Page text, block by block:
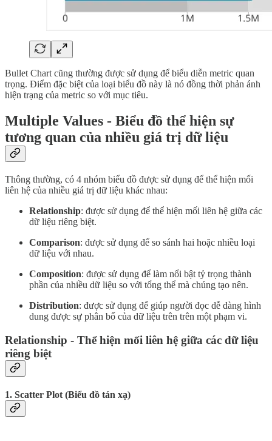
Bullet Chart cũng thường được sử dụng để biểu diễn metric quan
trọng. Điểm đặc biệt của loại biểu đồ này là nó đồng thời phản ánh
hiện trạng của metric so với mục tiêu.
Multiple Values - Biểu đồ thể hiện sự
tương quan của nhiều giá trị dữ liệu
Thông thường, có 4 nhóm biểu đồ được sử dụng để thể hiện mối
liên hệ của nhiều giá trị dữ liệu khác nhau:
Relationship: được sử dụng để thể hiện mối liên hệ giữa các
dữ liệu riêng biệt.
Comparison: được sử dụng để so sánh hai hoặc nhiều loại
dữ liệu với nhau.
Composition: được sử dụng để làm nổi bật tỷ trọng thành
phần của nhiều dữ liệu so với tổng thể mà chúng tạo nên.
Distribution: được sử dụng để giúp người đọc dễ dàng hình
dung được sự phân bổ của dữ liệu trên trên một phạm vi.
Relationship - Thể hiện mối liên hệ giữa các dữ liệu
riêng biệt
1. Scatter Plot (Biểu đồ tán xạ)